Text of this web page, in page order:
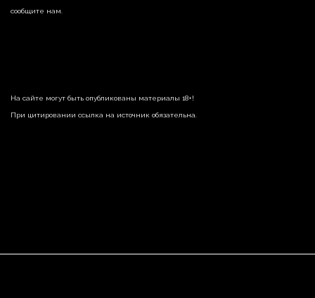
сообщите нам.
На сайте могут быть опубликованы материалы 18+!
При цитировании ссылка на источник обязательна.